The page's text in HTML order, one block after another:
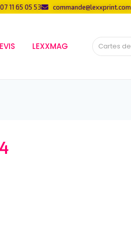
11 65 05 53 commande@lexxprint.com
LEXXMAG